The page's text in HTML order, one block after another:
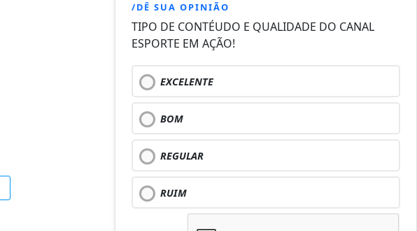
/DÊ SUA OPINIÃO
TIPO DE CONTÉUDO E QUALIDADE DO CANAL
ESPORTE EM AÇÃO!
EXCELENTE
BOM
REGULAR
RUIM